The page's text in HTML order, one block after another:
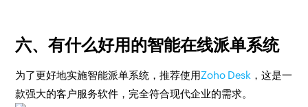
六、有什么好用的智能在线派单系统
为了更好地实施智能派单系统，推荐使用Zoho Desk ，这是一
款强大的客户服务软件，完全符合现代企业的需求。